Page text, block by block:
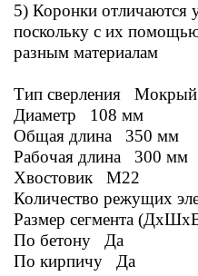
5) Коронки отличаются
поскольку с их
разным материалам
Тип сверления Мокрый
Диаметр 108 мм
Общая длина 350 мм
Рабочая длина 300 мм
Хвостовик М22
Количество режущих
Размер сегмента
По бетону Да
По кирпичу Да